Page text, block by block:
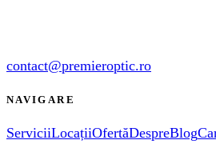
contact@premieroptic.ro
NAVIGARE
ServiciiLocațiiOfertăDespreBlog